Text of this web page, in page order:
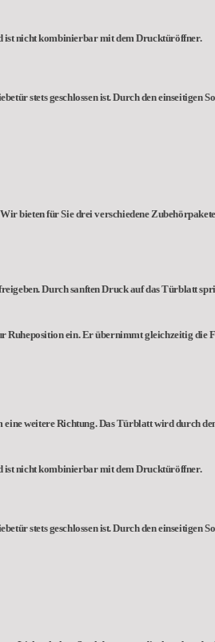
ist nicht kombinierbar mit dem Drucktüröffner.
stets geschlossen ist. Durch den einseitigen
bieten für Sie drei verschiedene
Durch sanften Druck auf das Türblatt
Ruheposition ein. Er übernimmt gleichzeitig die
weitere Richtung. Das Türblatt wird durch
ist nicht kombinierbar mit dem Drucktüröffner.
stets geschlossen ist. Durch den einseitigen